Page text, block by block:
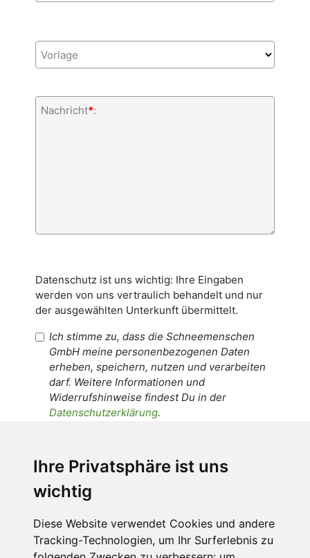
Ihre Privatsphäre ist uns
wichtig
Diese Website verwendet Cookies und andere
Tracking-Technologien, um Ihr Surferlebnis zu
Vorlage
Nachricht*:
Datenschutz ist uns wichtig: Ihre Eingaben
werden von uns vertraulich behandelt und nur
der ausgewählten Unterkunft übermittelt.
Ich stimme zu, dass die Schneemenschen
GmbH meine personenbezogenen Daten
erheben, speichern, nutzen und verarbeiten
darf. Weitere Informationen und
Widerrufshinweise findest Du in der
Datenschutzerklärung.
personenbezogenen Daten an den
Empfänger dieser Nachricht weitergeleitet
werden dürfen. Weitere Informationen und
Widerrufshinweise findest Du in der
Datenschutzerklärung.